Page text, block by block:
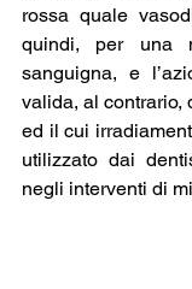
rossa quale
quindi, per una
sanguigna, e
valida, al contrario,
ed il cui
utilizzato dai
negli interventi di